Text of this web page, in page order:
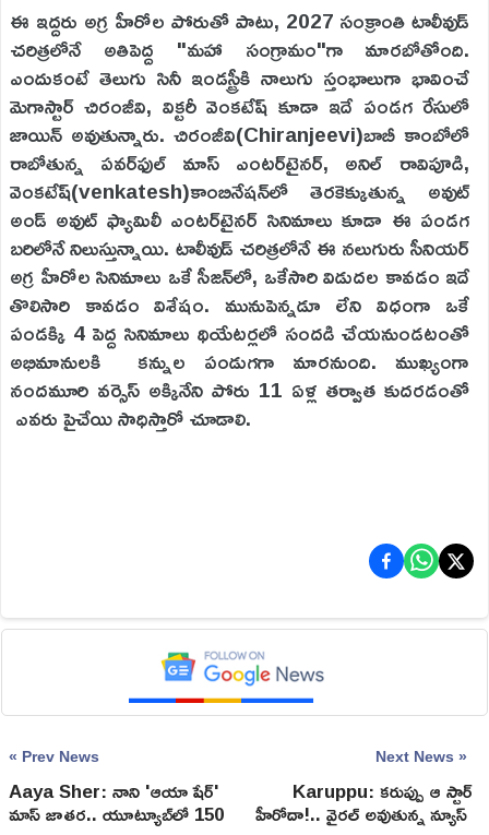
ఈ ఇద్దరు అగ్ర హీరోల పోరుతో పాటు, 2027 సంక్రాంతి టాలీవుడ్
చరిత్రలోనే అతిపెద్ద "మహా సంగ్రామం"గా మారబోతోంది.
ఎందుకంటే తెలుగు సినీ ఇండస్ట్రీకి నాలుగు స్తంభాలుగా భావించే
మెగాస్టార్ చిరంజీవి, విక్టరీ వెంకటేష్ కూడా ఇదే పండగ రేసులో
జాయిన్ అవుతున్నారు. చిరంజీవి(Chiranjeevi)బాబీ కాంబోలో
రాబోతున్న పవర్‌ఫుల్ మాస్ ఎంటర్‌టైనర్, అనిల్ రావిపూడి,
వెంకటేష్(venkatesh)కాంబినేషన్‌లో తెరకెక్కుతున్న అవుట్
అండ్ అవుట్ ఫ్యామిలీ ఎంటర్‌టైనర్ సినిమాలు కూడా ఈ పండగ
బరిలోనే నిలుస్తున్నాయి. టాలీవుడ్ చరిత్రలోనే ఈ నలుగురు సీనియర్
అగ్ర హీరోల సినిమాలు ఒకే సీజన్‌లో, ఒకేసారి విడుదల కావడం ఇదే
తొలిసారి కావడం విశేషం. మునుపెన్నడూ లేని విధంగా ఒకే
పండక్కి 4 పెద్ద సినిమాలు థియేటర్లలో సందడి చేయనుండటంతో
అభిమానులకి కన్నుల పండుగగా మారనుంది. ముఖ్యంగా
నందమూరి వర్సెస్ అక్కినేని పోరు 11 ఏళ్ల తర్వాత కుదరడంతో
ఎవరు పైచేయి సాధిస్తారో చూడాలి.
« Prev News
Aaya Sher: నాని 'ఆయా షేర్'
మాస్ జాతర.. యూట్యూబ్‌లో 150
Next News »
Karuppu: కరుప్పు ఆ స్టార్
హీరోదా!.. వైరల్ అవుతున్న న్యూస్